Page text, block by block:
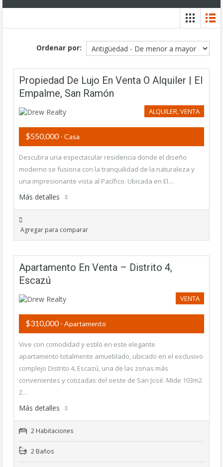
Ordenar por:
Propiedad De Lujo En Venta O Alquiler | El
Empalme, San Ramón
ALQUILER, VENTA
$550,000- Casa
Descubra una espectacular residencia donde el diseño
moderno se fusiona con la tranquilidad de la naturaleza y
una impresionante vista al Pacífico. Ubicada en El…
Más detalles
Agregar para comparar
Apartamento En Venta – Distrito 4,
Escazú
VENTA
$310,000- Apartamento
Vive con comodidad y estilo en este elegante
apartamento totalmente amueblado, ubicado en el exclusivo
complejo Distrito 4, Escazú, una de las zonas más
convenientes y cotizadas del oeste de San José. Mide 103m2
2…
Más detalles
2 Habitaciones
2 Baños